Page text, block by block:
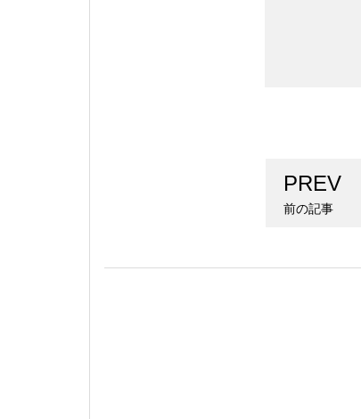
PREV
前の記事